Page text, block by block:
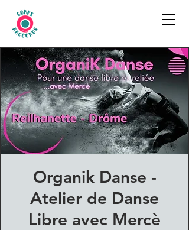
Organik Danse -
Atelier de Danse
Libre avec Mercè